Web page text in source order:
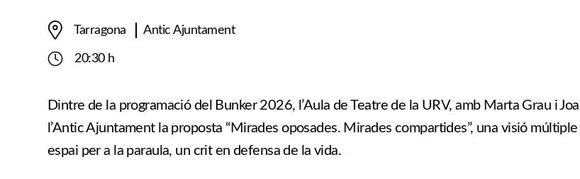
Tarragona Antic Ajuntament
20:30 h
Dintre de la programació del Bunker 2026, l’Aula de Teatre de la URV, amb Marta Grau i
l’Antic Ajuntament la proposta “Mirades oposades. Mirades compartides”, una visió
espai per a la paraula, un crit en defensa de la vida.